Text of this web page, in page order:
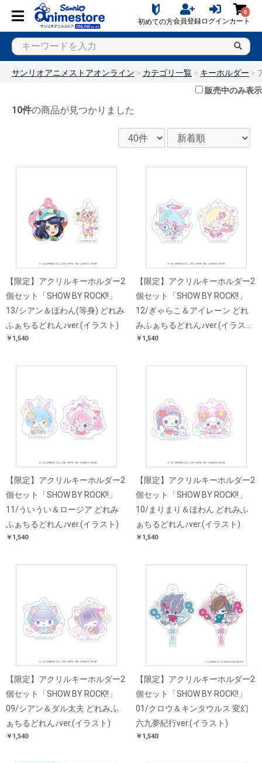
初めての方会員登録ログイン
0
カート
サンリオアニメストアオンライン カテゴリ一覧 キーホルダー
販売中のみ表示
10件の商品が見つかりました
【限定】アクリルキーホルダー2
個セット「SHOW BY ROCK!!」
13/シアン＆ほわん(等身) どれみ
ふぁちるどれん♪ver.(イラスト)
￥1,540
【限定】アクリルキーホルダー2
個セット「SHOW BY ROCK!!」
12/ぎゃらこ＆アイレーン どれ
みふぁちるどれん♪ver.(イラス
ト)
￥1,540
【限定】アクリルキーホルダー2
個セット「SHOW BY ROCK!!」
11/ういうい＆ロージア どれみ
ふぁちるどれん♪ver.(イラスト)
￥1,540
【限定】アクリルキーホルダー2
個セット「SHOW BY ROCK!!」
10/まりまり＆ほわん どれみふ
ぁちるどれん♪ver.(イラスト)
￥1,540
【限定】アクリルキーホルダー2
個セット「SHOW BY ROCK!!」
09/シアン＆ダル太夫 どれみふ
ぁちるどれん♪ver.(イラスト)
￥1,540
【限定】アクリルキーホルダー2
個セット「SHOW BY ROCK!!」
01/クロウ＆キンタウルス 変幻
六九夢紀行ver.(イラスト)
￥1,540